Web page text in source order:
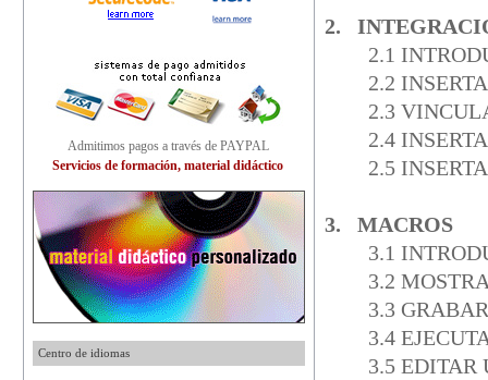
Admitimos pagos a través de PAYPAL
Servicios de formación, material didáctico
Centro de idiomas
2.
2.1
2.2
2.3
2.4
2.5
3. MACROS
3.1
3.2
3.3
3.4
3.5